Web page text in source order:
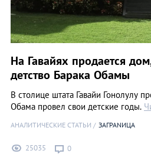
На Гавайях продается
детство Барака Обамы
В столице штата Гавайи Гонолулу
Обама провел свои детские годы.
АНАЛИТИЧЕСКИЕ СТАТЬИ ЗАГРАNИЦА
25035 0